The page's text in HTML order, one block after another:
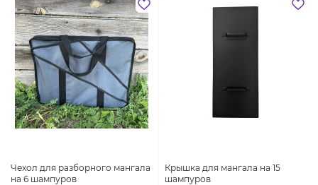
Чехол для разборного мангала
на 6 шампуров
Крышка для мангала на 15
шампуров